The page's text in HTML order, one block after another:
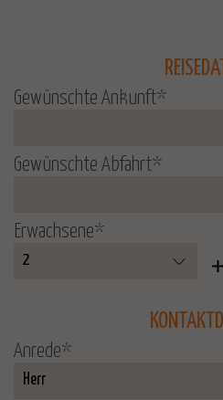
Gewünschte Ankunft*
Gewünschte Abfahrt*
Erwachsene*
Anrede*